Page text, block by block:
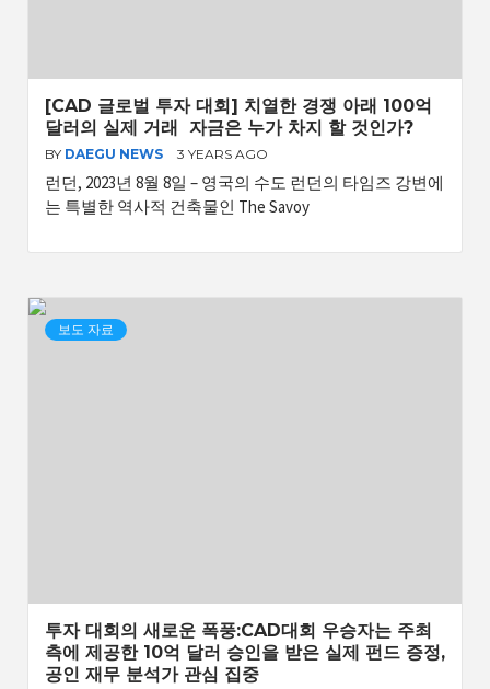
[CAD 글로벌 투자 대회] 치열한 경쟁 아래 100억
달러의 실제 거래 자금은 누가 차지 할 것인가?
BY DAEGU NEWS 3 YEARS AGO
런던, 2023년 8월 8일 – 영국의 수도 런던의 타임즈 강변에
는 특별한 역사적 건축물인 The Savoy
보도 자료
투자 대회의 새로운 폭풍:CAD대회 우승자는 주최
측에 제공한 10억 달러 승인을 받은 실제 펀드 증정,
공인 재무 분석가 관심 집중